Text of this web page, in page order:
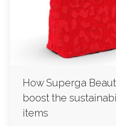
How Superga
boost the
items